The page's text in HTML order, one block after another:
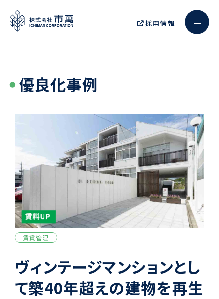
採用情報
優良化事例
賃貸管理
ヴィンテージマンションとし
て築40年超えの建物を再生